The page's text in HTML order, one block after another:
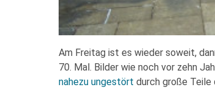
Am Freitag ist es wieder soweit,
70. Mal. Bilder wie noch vor zehn
nahezu ungestört durch große